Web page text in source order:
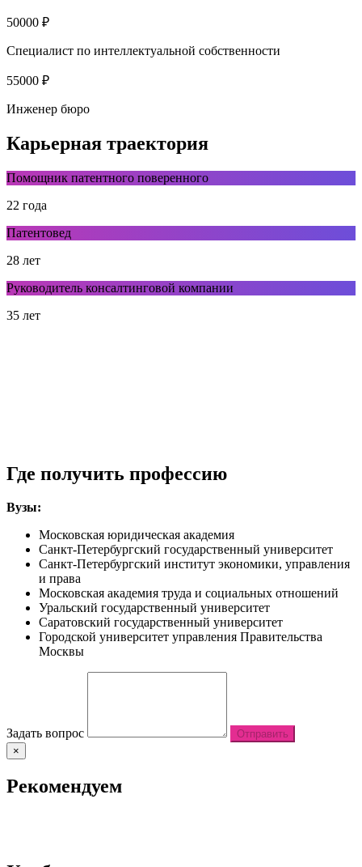
50000 ₽
Специалист по интеллектуальной собственности
55000 ₽
Инженер бюро
Карьерная траектория
Помощник патентного поверенного
22 года
Патентовед
28 лет
Руководитель консалтинговой компании
35 лет
Где получить профессию
Вузы:
Московская юридическая академия
Санкт-Петербургский государственный университет
Санкт-Петербургский институт экономики, управления
и права
Московская академия труда и социальных отношений
Уральский государственный университет
Саратовский государственный университет
Городской университет управления Правительства
Москвы
Задать вопрос
Отправить
×
Рекомендуем